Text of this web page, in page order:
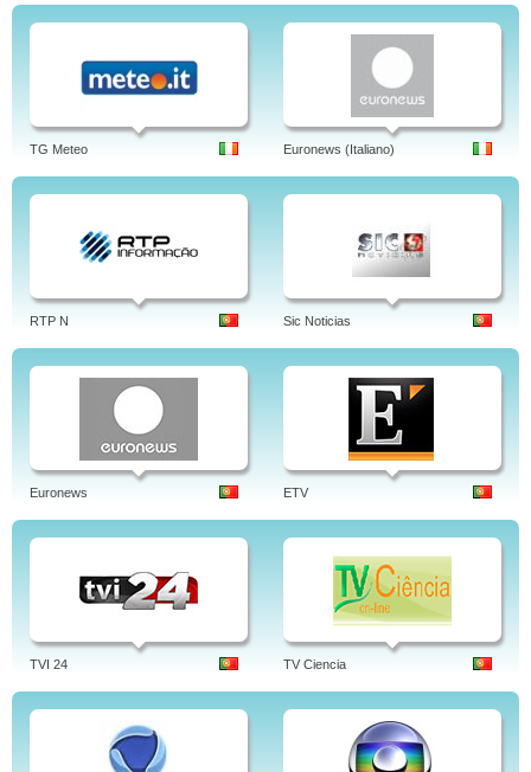
TG Meteo Euronews (Italiano)
RTP N Sic Noticias
Euronews ETV
TVI 24 TV Ciencia